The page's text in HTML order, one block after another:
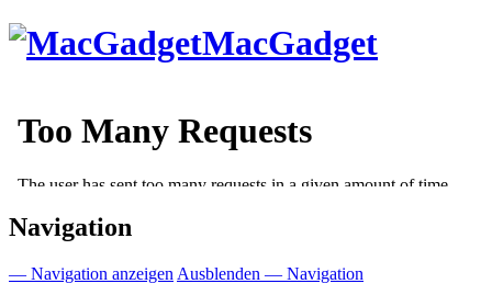
Direkt
zum
MacGadget
Navigation
— Navigation anzeigen Ausblenden — Navigation